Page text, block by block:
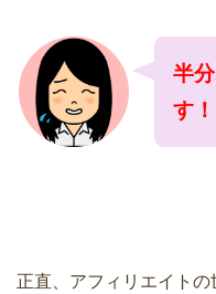
半
す！
正直、アフィリエイトの